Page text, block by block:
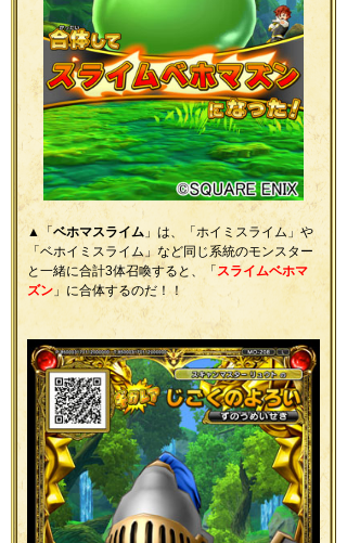
▲「ベホマスライム 」は、「ホイミスライム」や
「ベホイミスライム」など同じ系統のモンスター
と一緒に合計3体召喚すると、「スライムベホマ
ズン 」に合体するのだ！！